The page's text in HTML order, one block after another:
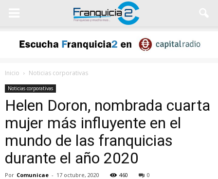
Inicio Noticias corporativas
Noticias corporativas
Helen Doron, nombrada cuarta
mujer más influyente en el
mundo de las franquicias
durante el año 2020
Por Comunicae - 17 octubre, 2020 460 0